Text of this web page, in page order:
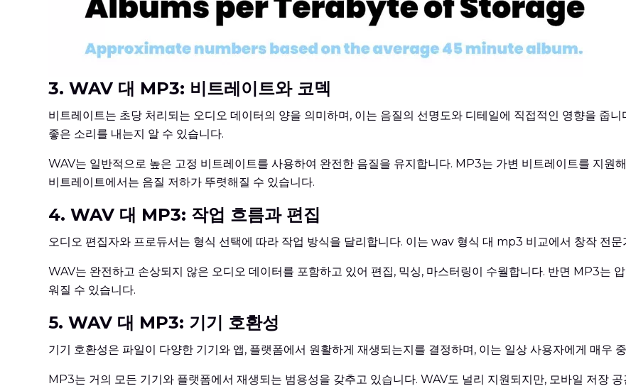
3. WAV 대 MP3: 비트레이트와 코덱
비트레이트는 초당 처리되는 오디오 데이터의 양을 의미하며, 이는 음질의 선명도와 디테일에 직접적인 영향을 줍
좋은 소리를 내는지 알 수 있습니다.
WAV는 일반적으로 높은 고정 비트레이트를 사용하여 완전한 음질을 유지합니다. MP3는 가변 비트레이트를 지원
비트레이트에서는 음질 저하가 뚜렷해질 수 있습니다.
4. WAV 대 MP3: 작업 흐름과 편집
오디오 편집자와 프로듀서는 형식 선택에 따라 작업 방식을 달리합니다. 이는 wav 형식 대 mp3 비교에서 창작 전
WAV는 완전하고 손상되지 않은 오디오 데이터를 포함하고 있어 편집, 믹싱, 마스터링이 수월합니다. 반면 MP3는
워질 수 있습니다.
5. WAV 대 MP3: 기기 호환성
기기 호환성은 파일이 다양한 기기와 앱, 플랫폼에서 원활하게 재생되는지를 결정하며, 이는 일상 사용자에게 매우
MP3는 거의 모든 기기와 플랫폼에서 재생되는 범용성을 갖추고 있습니다. WAV도 널리 지원되지만, 모바일 저장